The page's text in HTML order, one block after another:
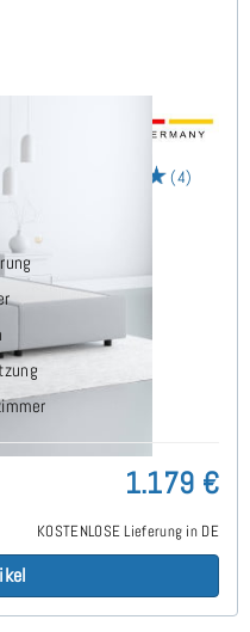
cm (4)
1.179 €
KOSTENLOSE Lieferung in DE